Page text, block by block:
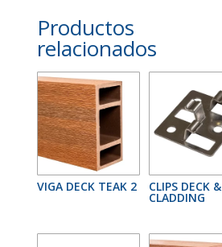
Productos
relacionados
VIGA DECK TEAK 2 CLIPS DECK &
CLADDING